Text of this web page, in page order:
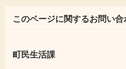
このページに関するお問い合
町民生活課